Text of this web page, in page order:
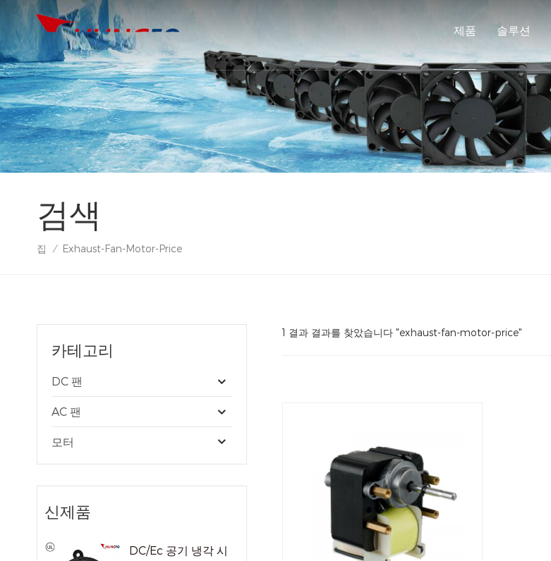
제품 솔루션
검색
집 / Exhaust-Fan-Motor-Price
카테고리
DC 팬
AC 팬
모터
신제품
DC/Ec 공기 냉각 시
1 결과 결과를 찾았습니다 "exhaust-fan-motor-price"